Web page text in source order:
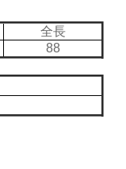
全長
88